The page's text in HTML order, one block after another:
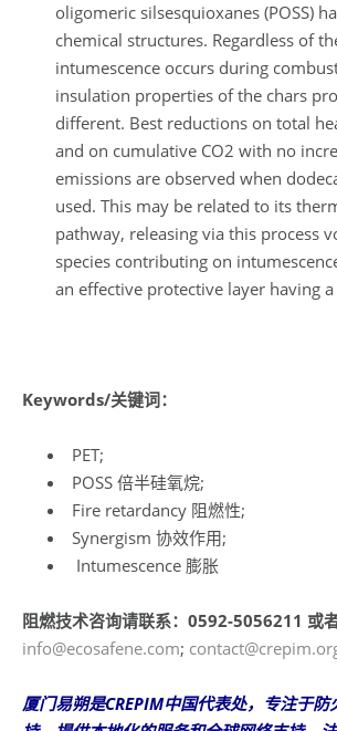
oligomeric silsesquioxanes (POSS)
chemical structures. Regardless of
intumescence occurs during
insulation properties of the chars
different. Best reductions on total
and on cumulative CO2 with no
emissions are observed when
used. This may be related to its
pathway, releasing via this process
species contributing on
an effective protective layer having
Keywords/关键词：
PET;
POSS 倍半硅氧烷;
Fire retardancy 阻燃性;
Synergism 协效作用;
Intumescence 膨胀
阻燃技术咨询请联系：0592-5056211 或
info@ecosafene.com;
厦门易朔是CREPIM中国代表处，专注于